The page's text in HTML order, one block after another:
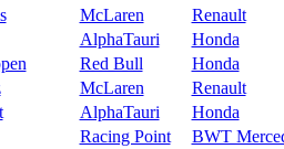
McLaren
Renault
AlphaTauri
Honda
Red Bull
Honda
McLaren
Renault
AlphaTauri
Honda
Racing Point
BWT